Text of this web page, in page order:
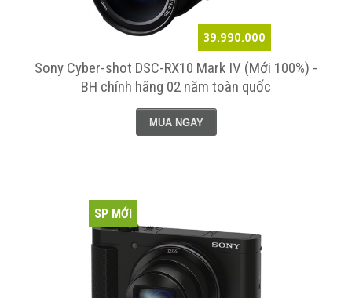
39.990.000
Sony Cyber-shot DSC-RX10 Mark IV (Mới 100%) -
BH chính hãng 02 năm toàn quốc
MUA NGAY
SP MỚI